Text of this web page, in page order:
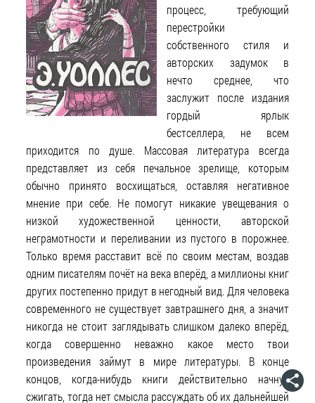
процесс, требующий
перестройки
собственного стиля и
авторских задумок в
нечто среднее, что
заслужит после издания
гордый ярлык
бестселлера, не всем
приходится по душе. Массовая литература всегда
представляет из себя печальное зрелище, которым
обычно принято восхищаться, оставляя негативное
мнение при себе. Не помогут никакие увещевания о
низкой художественной ценности, авторской
неграмотности и переливании из пустого в порожнее.
Только время расставит всё по своим местам, воздав
одним писателям почёт на века вперёд, а миллионы книг
других постепенно придут в негодный вид. Для человека
современного не существует завтрашнего дня, а значит
никогда не стоит заглядывать слишком далеко вперёд,
когда совершенно неважно какое место твои
произведения займут в мире литературы. В конце
концов, когда-нибудь книги действительно начнут
сжигать, тогда нет смысла рассуждать об их дальнейшей